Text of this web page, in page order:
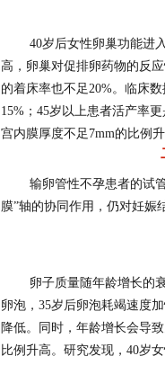
40岁后女性卵巢功能进
高，卵巢对促排卵药物的反
的着床率也不足20%。临床
15%；45岁以上患者活产率
宫内膜厚度不足7mm的比例
输卵管性不孕患者的试
膜”轴的协同作用，仍对妊娠
卵子质量随年龄增长的
卵泡，35岁后卵泡耗竭速度
降低。同时，年龄增长会导
比例升高。研究发现，40岁